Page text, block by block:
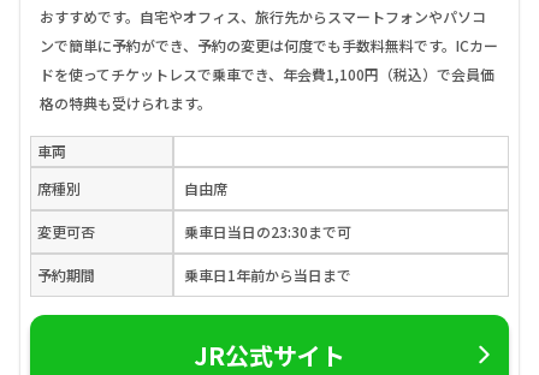
おすすめです。自宅やオフィス、旅行先からスマートフォンやパソコ
ンで簡単に予約ができ、予約の変更は何度でも手数料無料です。ICカー
ドを使ってチケットレスで乗車でき、年会費1,100円（税込）で会員価
格の特典も受けられます。
車両
席種別
自由席
変更可否 乗車日当日の23:30まで可
予約期間 乗車日1年前から当日まで
JR公式サイト